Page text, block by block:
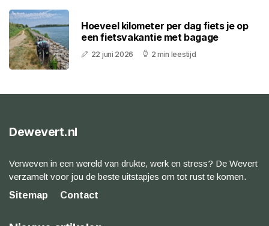
Hoeveel kilometer per dag fiets je op
een fietsvakantie met bagage
22 juni 2026 2 min leestijd
Dewevert.nl
Verweven in een wereld van drukte, werk en stress? De Wevert
verzamelt voor jou de beste uitstapjes om tot rust te komen.
Sitemap
Contact